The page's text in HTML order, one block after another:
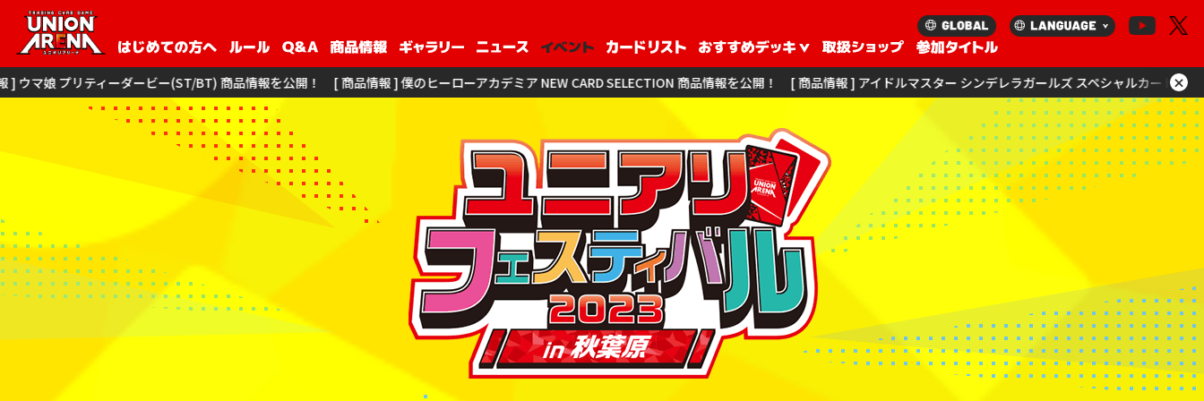
ィーダービー(ST/BT) 商品情報を公開！ [ 商品情報 ] 僕のヒーローアカデミア NEW CARD SELECTION 商品情報を公開！ [ 商品情報 ] アイドルマスター シンデレラガールズ スペシャルカードサプライセットを更
×